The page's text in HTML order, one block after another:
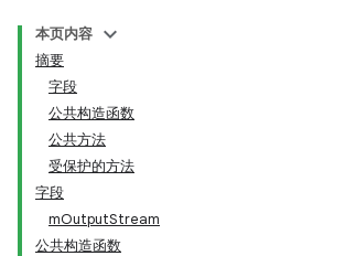
本页内容
摘要
字段
公共构造函数
公共方法
受保护的方法
字段
mOutputStream
公共构造函数